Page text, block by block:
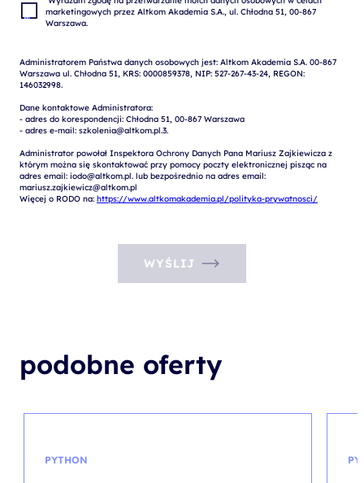
marketingowych przez Altkom Akademia S.A., ul. Chłodna 51, 00-867
Administratorem Państwa danych osobowych jest: Altkom Akademia S.A. 00-867
Warszawa ul. Chłodna 51, KRS: 0000859378, NIP: 527-267-43-24, REGON:
146032998.
Dane kontaktowe Administratora:
- adres do korespondencji: Chłodna 51, 00-867 Warszawa
- adres e-mail: szkolenia@altkom.pl.3.
Administrator powołał Inspektora Ochrony Danych Pana Mariusz Zajkiewicza z
którym można się skontaktować przy pomocy poczty elektronicznej pisząc na
adres email: iodo@altkom.pl. lub bezpośrednio na adres email:
mariusz.zajkiewicz@altkom.pl
Więcej o RODO na: https://www.altkomakademia.pl/polityka-prywatnosci/
WYŚLIJ
podobne oferty
PYTHON